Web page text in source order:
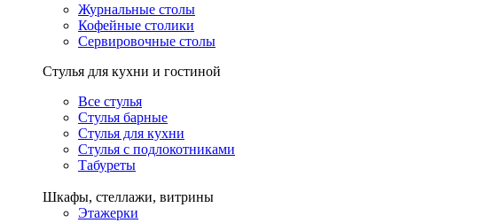
Журнальные столы
Кофейные столики
Сервировочные столы
Стулья для кухни и гостиной
Все стулья
Стулья барные
Стулья для кухни
Стулья с подлокотниками
Табуреты
Шкафы, стеллажи, витрины
Этажерки